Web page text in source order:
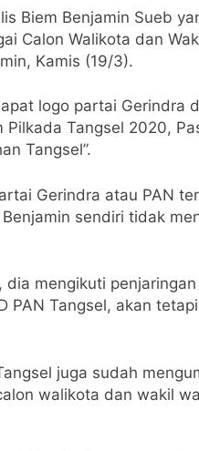
Biem Benjamin Sueb
Calon Walikota dan
Kamis (19/3).
logo partai Gerindra
Tangsel 2020,
Tangsel”.
Gerindra atau PAN
sendiri tidak
mengikuti
PAN Tangsel, akan
juga sudah
walikota dan wakil